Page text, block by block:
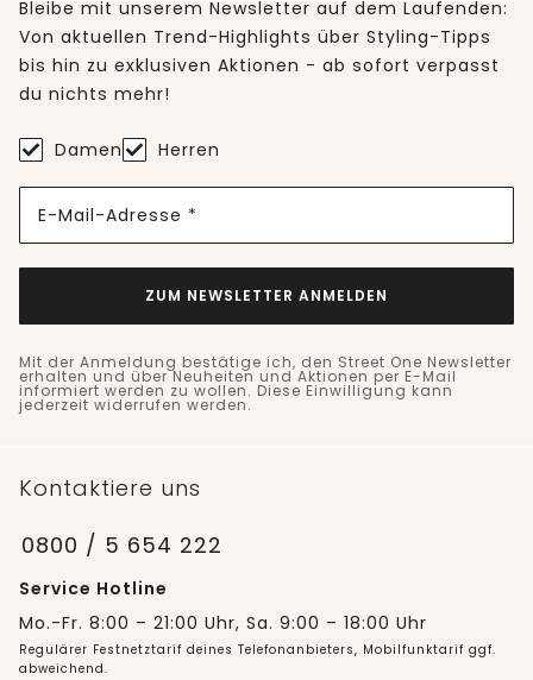
Bleibe mit unserem Newsletter auf dem Laufenden:
Von aktuellen Trend-Highlights über Styling-Tipps
bis hin zu exklusiven Aktionen - ab sofort verpasst
du nichts mehr!
Damen Herren
E-Mail-Adresse *
ZUM NEWSLETTER ANMELDEN
Mit der Anmeldung bestätige ich, den Street One Newsletter
erhalten und über Neuheiten und Aktionen per E-Mail
informiert werden zu wollen. Diese Einwilligung kann
jederzeit widerrufen werden.
Kontaktiere uns
0800 / 5 654 222
Service Hotline
Mo.-Fr. 8:00 – 21:00 Uhr, Sa. 9:00 – 18:00 Uhr
Regulärer Festnetztarif deines Telefonanbieters, Mobilfunktarif ggf.
abweichend.